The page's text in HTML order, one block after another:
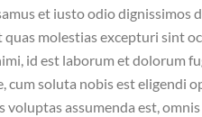
et iusto odio
molestias excepturi sint
id est laborum et dolorum
cum soluta nobis est eligendi
voluptas assumenda est,